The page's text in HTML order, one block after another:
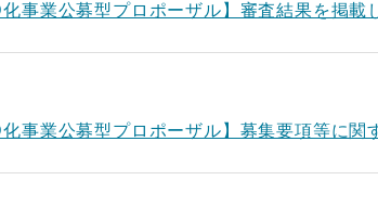
事業公募型プロポーザル】審査結果を掲載
事業公募型プロポーザル】募集要項等に関